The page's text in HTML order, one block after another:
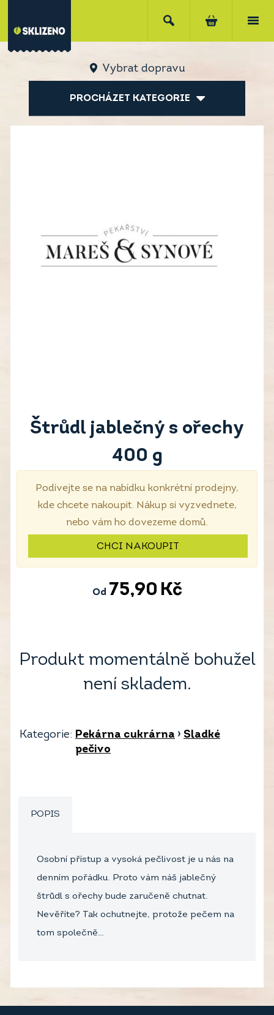
Vybrat dopravu
PROCHÁZET KATEGORIE
Štrůdl jablečný s ořechy
400 g
Podívejte se na nabídku konkrétní prodejny,
kde chcete nakoupit. Nákup si vyzvednete,
nebo vám ho dovezeme domů.
CHCI NAKOUPIT
Od 75,90 Kč
Produkt momentálně bohužel
není skladem.
Kategorie: Pekárna cukrárna › Sladké
pečivo
POPIS
Osobní přístup a vysoká pečlivost je u nás na
denním pořádku. Proto vám náš jablečný
štrůdl s ořechy bude zaručeně chutnat.
Nevěříte? Tak ochutnejte, protože pečem na
tom společně…